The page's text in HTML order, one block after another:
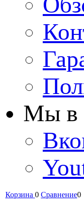
Мы в
Корзина 0 Сравнение0